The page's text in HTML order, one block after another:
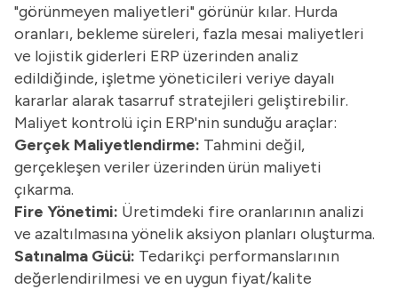
"görünmeyen maliyetleri" görünür kılar. Hurda
oranları, bekleme süreleri, fazla mesai maliyetleri
ve lojistik giderleri ERP üzerinden analiz
edildiğinde, işletme yöneticileri veriye dayalı
kararlar alarak tasarruf stratejileri geliştirebilir.
Maliyet kontrolü için ERP'nin sunduğu araçlar:
Gerçek Maliyetlendirme: Tahmini değil,
gerçekleşen veriler üzerinden ürün maliyeti
çıkarma.
Fire Yönetimi: Üretimdeki fire oranlarının analizi
ve azaltılmasına yönelik aksiyon planları oluşturma.
Satınalma Gücü: Tedarikçi performanslarının
değerlendirilmesi ve en uygun fiyat/kalite